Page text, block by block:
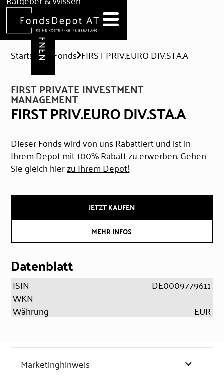
Hilfe & Formulare
DEPOT ERÖFFNEN
Startseite Fonds FIRST PRIV.EURO DIV.STA.A
FIRST PRIVATE INVESTMENT
MANAGEMENT
FIRST PRIV.EURO DIV.STA.A
Dieser Fonds wird von uns Rabattiert und ist in
Ihrem Depot mit 100% Rabatt zu erwerben. Gehen
Sie gleich hierzu Ihrem Depot!
JETZT KAUFEN
MEHR INFOS
Datenblatt
ISIN
DE0009779611
WKN
Währung
EUR
Marketinghinweis